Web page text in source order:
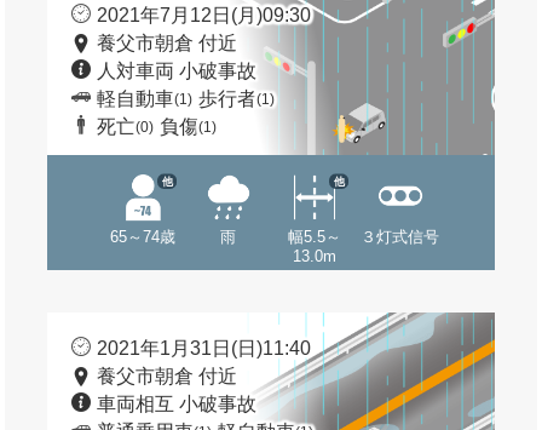
2021年7月12日(月)09:30
養父市朝倉 付近
人対車両 小破事故
軽自動車(1) 歩行者(1)
死亡(0) 負傷(1)
65～74歳
他
雨
幅5.5～
13.0m
他
３灯式信号
2021年1月31日(日)11:40
養父市朝倉 付近
車両相互 小破事故